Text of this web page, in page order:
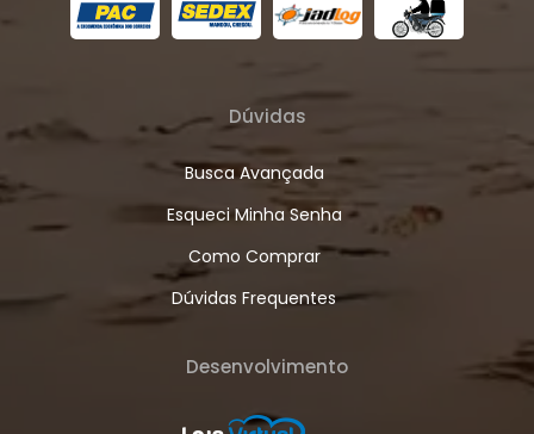
Dúvidas
Busca Avançada
Esqueci Minha Senha
Como Comprar
Dúvidas Frequentes
Desenvolvimento